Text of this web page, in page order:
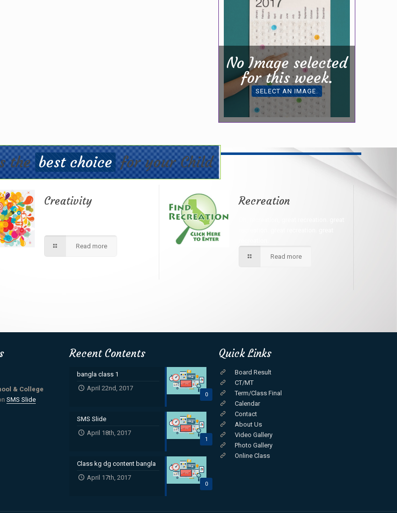
No Image selected
for this week.
SELECT AN IMAGE.
the best choicefor your Child
Creativity
Read more
Recreation
Read more
& College
SMS Slide
Recent Contents
0
bangla class 1
April 22nd, 2017
1
SMS Slide
April 18th, 2017
0
Class kg dg content bangla
April 17th, 2017
Quick Links
Board Result
CT/MT
Term/Class Final
Calendar
Contact
About Us
Video Gallery
Photo Gallery
Online Class